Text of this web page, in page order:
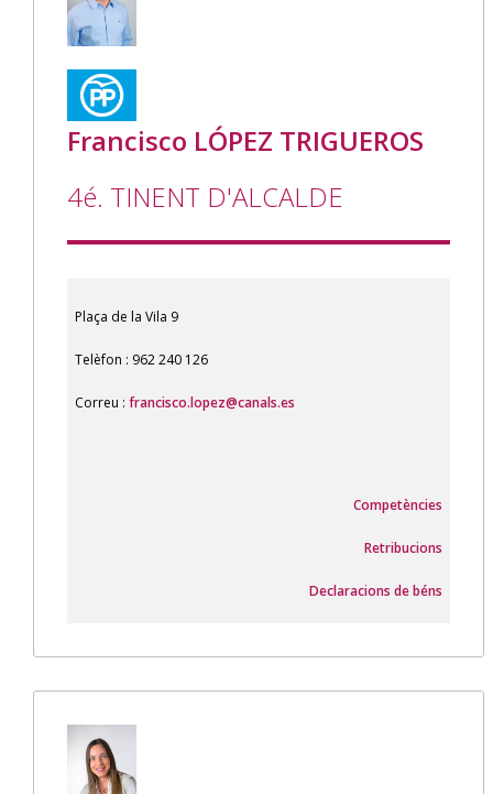
Francisco LÓPEZ TRIGUEROS
4é. TINENT D'ALCALDE
Plaça de la Vila 9
Telèfon : 962 240 126
Correu : francisco.lopez@canals.es
Competències
Retribucions
Declaracions de béns